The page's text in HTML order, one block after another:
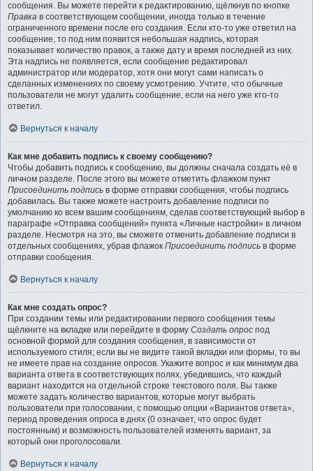
сообщения. Вы можете перейти к редактированию, щёлкнув по кнопке
Правка в соответствующем сообщении, иногда только в течение
ограниченного времени после его создания. Если кто-то уже ответил на
сообщение, то под ним появится небольшая надпись, которая
показывает количество правок, а также дату и время последней из них.
Эта надпись не появляется, если сообщение редактировал
администратор или модератор, хотя они могут сами написать о
сделанных изменениях по своему усмотрению. Учтите, что обычные
пользователи не могут удалить сообщение, если на него уже кто-то
ответил.
Вернуться к началу
Как мне добавить подпись к своему сообщению?
Чтобы добавить подпись к сообщению, вы должны сначала создать её в
личном разделе. После этого вы можете отметить флажком пункт
Присоединить подпись в форме отправки сообщения, чтобы подпись
добавилась. Вы также можете настроить добавление подписи по
умолчанию ко всем вашим сообщениям, сделав соответствующий выбор в
параграфе «Отправка сообщений» пункта «Личные настройки» в личном
разделе. Несмотря на это, вы сможете отменить добавление подписи в
отдельных сообщениях, убрав флажок Присоединить подпись в форме
отправки сообщения.
Вернуться к началу
Как мне создать опрос?
При создании темы или редактировании первого сообщения темы
щёлкните на вкладке или перейдите в форму Создать опрос под
основной формой для создания сообщения, в зависимости от
используемого стиля; если вы не видите такой вкладки или формы, то вы
не имеете прав на создание опросов. Укажите вопрос и как минимум два
варианта ответа в соответствующих полях, убедившись, что каждый
вариант находится на отдельной строке текстового поля. Вы также
можете задать количество вариантов, которые могут выбрать
пользователи при голосовании, с помощью опции «Вариантов ответа»,
период проведения опроса в днях (0 означает, что опрос будет
постоянным) и возможность пользователей изменять вариант, за
который они проголосовали.
Вернуться к началу